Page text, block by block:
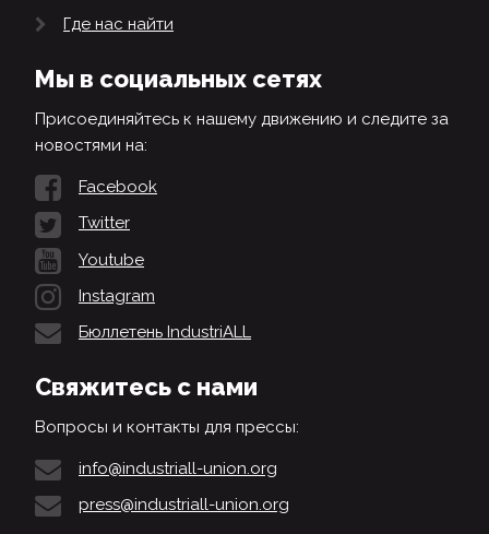
Где нас найти
Мы в социальных сетях
Присоединяйтесь к нашему движению и следите за
новостями на:
Facebook
Twitter
Youtube
Instagram
Бюллетень IndustriALL
Свяжитесь с нами
Вопросы и контакты для прессы:
info@industriall-union.org
press@industriall-union.org